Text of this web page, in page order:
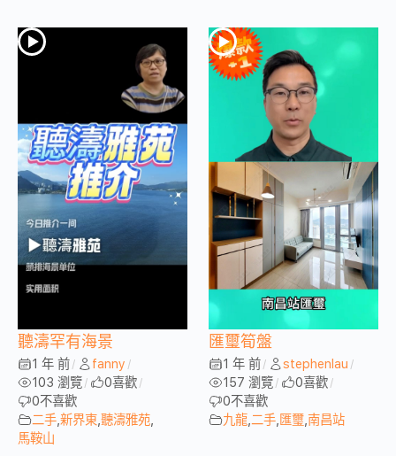
聽濤罕有海景
1 年 前 / fanny /
103 瀏覽 / 0喜歡 /
0不喜歡
二手 新界東 聽濤雅苑
馬鞍山
匯璽筍盤
1 年 前 / stephenlau /
157 瀏覽 / 0喜歡 /
0不喜歡
九龍 二手 匯璽 南昌站